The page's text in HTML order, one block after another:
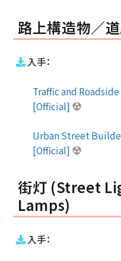
路上構造物／
入手：
Traffic and
[Official]
Urban Street
[Official]
街灯 (Street
Lamps)
入手：